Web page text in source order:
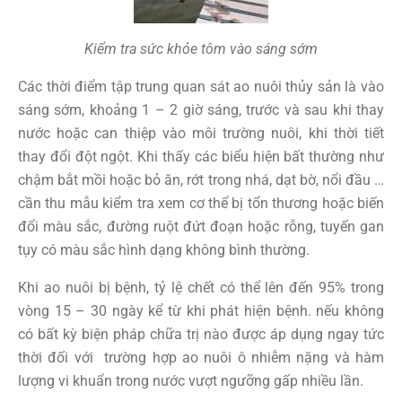
Kiểm tra sức khỏe tôm vào sáng sớm
Các thời điểm tập trung quan sát ao nuôi thủy sản là vào
sáng sớm, khoảng 1 – 2 giờ sáng, trước và sau khi thay
nước hoặc can thiệp vào môi trường nuôi, khi thời tiết
thay đổi đột ngột. Khi thấy các biểu hiện bất thường như
chậm bắt mồi hoặc bỏ ăn, rớt trong nhá, dạt bờ, nổi đầu …
cần thu mẫu kiểm tra xem cơ thể bị tổn thương hoặc biến
đổi màu sắc, đường ruột đứt đoạn hoặc rỗng, tuyến gan
tụy có màu sắc hình dạng không bình thường.
Khi ao nuôi bị bệnh, tỷ lệ chết có thể lên đến 95% trong
vòng 15 – 30 ngày kể từ khi phát hiện bệnh. nếu không
có bất kỳ biện pháp chữa trị nào được áp dụng ngay tức
thời đối với trường hợp ao nuôi ô nhiễm nặng và hàm
lượng vi khuẩn trong nước vượt ngưỡng gấp nhiều lần.